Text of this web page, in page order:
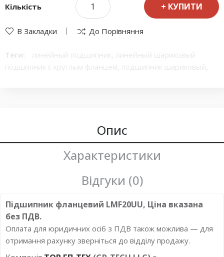
Кількість КУПИТИ
В Закладки До Порівняння
Теги: линейный подшипник , линейный шариковый
подшипник с круглым фланцем, подшипник шариковый,
Опис
Характеристики
Відгуки (0)
Підшипник фланцевий LMF20UU, Ціна вказана
без ПДВ.
Оплата для юридичних осіб з ПДВ також можлива — для
отримання рахунку зверніться до відділу продажу.